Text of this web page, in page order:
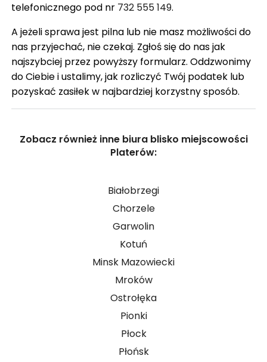
telefonicznego pod nr 732 555 149.
A jeżeli sprawa jest pilna lub nie masz możliwości do
nas przyjechać, nie czekaj. Zgłoś się do nas jak
najszybciej przez powyższy formularz. Oddzwonimy
do Ciebie i ustalimy, jak rozliczyć Twój podatek lub
pozyskać zasiłek w najbardziej korzystny sposób.
Zobacz również inne biura blisko miejscowości
Platerów:
Białobrzegi
Chorzele
Garwolin
Kotuń
Minsk Mazowiecki
Mroków
Ostrołęka
Pionki
Płock
Płońsk